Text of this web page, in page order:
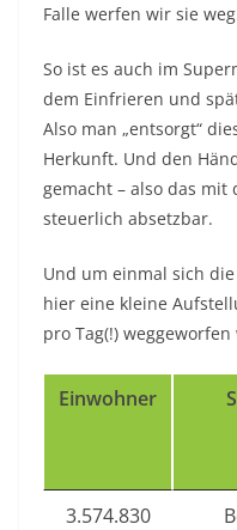
Falle werfen wir sie
So ist es auch im
dem Einfrieren und
Also man „entsorgt“
Herkunft. Und den
gemacht – also das mit
steuerlich absetzbar.
Und um einmal sich
hier eine kleine
pro Tag(!)
Einwohner
3.574.830